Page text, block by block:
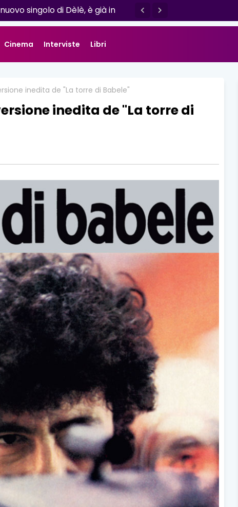
il nuovo singolo “Se ti va”
Cinema Interviste Libri
inedita de "La torre di Babele"
inedita de "La torre di